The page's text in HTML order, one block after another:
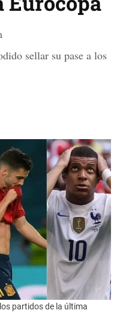
sellar su pase a los
partidos de la última